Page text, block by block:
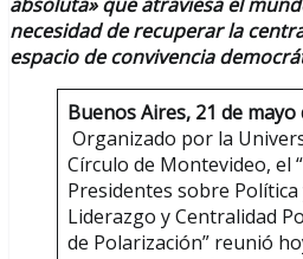
necesidad de recuperar la
espacio de convivencia
Buenos Aires, 21 de mayo
Organizado por la
Círculo de Montevideo, el
Presidentes sobre
Liderazgo y Centralidad
de Polarización” reunió